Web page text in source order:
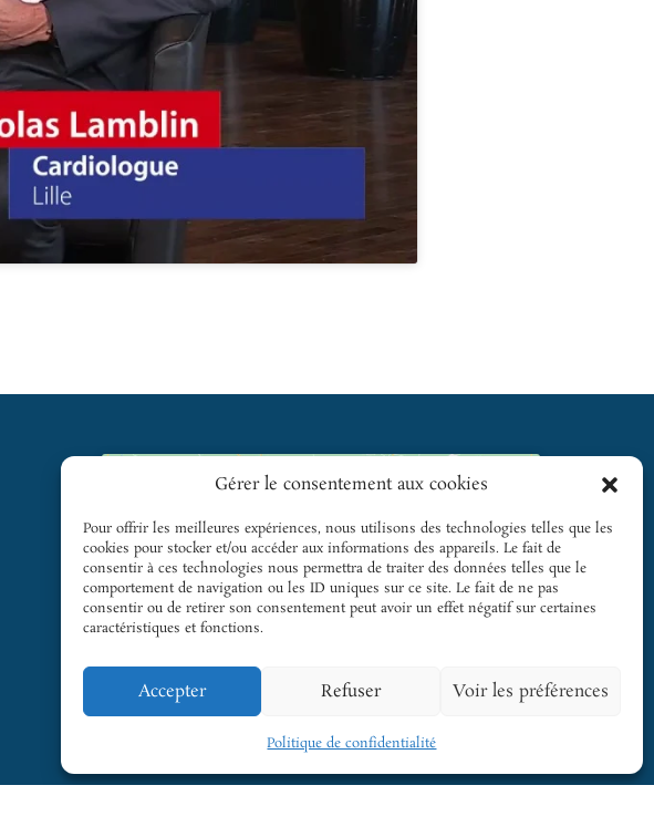
Gérer le consentement aux cookies
Pour offrir les meilleures expériences, nous utilisons des technologies telles que les
cookies pour stocker et/ou accéder aux informations des appareils. Le fait de
consentir à ces technologies nous permettra de traiter des données telles que le
comportement de navigation ou les ID uniques sur ce site. Le fait de ne pas
consentir ou de retirer son consentement peut avoir un effet négatif sur certaines
caractéristiques et fonctions.
Accepter Refuser Voir les préférences
Politique de confidentialité
Cliquez pour accepter les cookies
marketing et activer ce contenu